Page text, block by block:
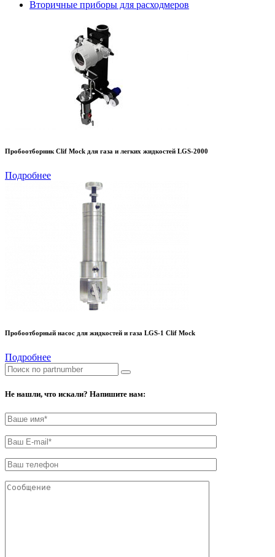
Вторичные приборы для расходмеров
Пробоотборник Clif Mock для газа и легких жидкостей LGS-2000
Подробнее
Пробоотборный насос для жидкостей и газа LGS-1 Clif Mock
Подробнее
Не нашли, что искали? Напишите нам: